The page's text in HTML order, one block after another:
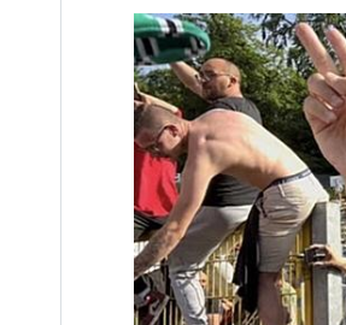
川崎フロンターレ
リスト::サッカー選手